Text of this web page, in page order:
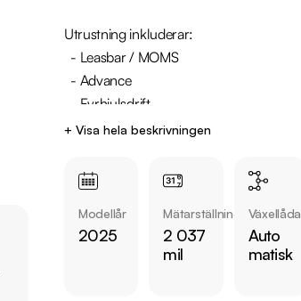
Utrustning inkluderar:
  - 7-sittplatser
+ Visa hela beskrivningen
Modellår
2025
Mätarställning
2 037
mil
Växellåda
Auto
matisk